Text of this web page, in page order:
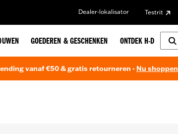
Dealer-lokalisator Testrit
GOEDEREN & GESCHENKEN ONTDEK H-D
vanaf €50 & gratis retourneren - Nu shoppen